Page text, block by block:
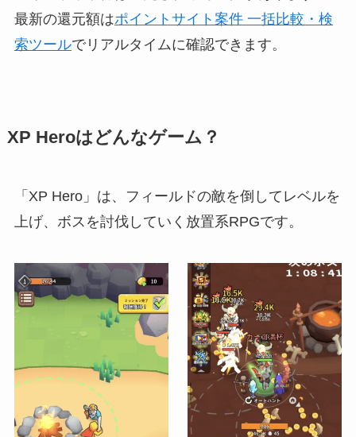
最新の還元額はポイントサイト案件 一括比較・検
索ツールでリアルタイムに確認できます。
XP Heroはどんなゲーム？
「XP Hero」は、フィールドの敵を倒してレベルを
上げ、ボスを討伐していく放置系RPGです。